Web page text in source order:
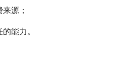
源；
能力。